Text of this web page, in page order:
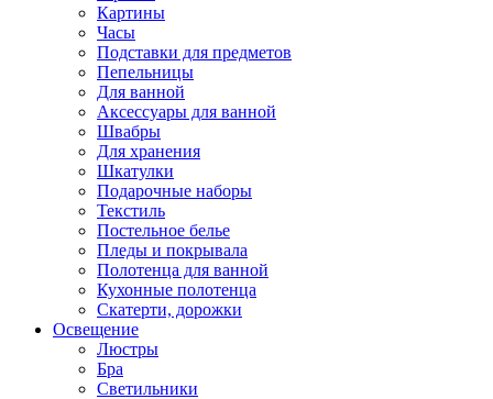
Картины
Часы
Подставки для предметов
Пепельницы
Для ванной
Аксессуары для ванной
Швабры
Для хранения
Шкатулки
Подарочные наборы
Текстиль
Постельное белье
Пледы и покрывала
Полотенца для ванной
Кухонные полотенца
Скатерти, дорожки
Освещение
Люстры
Бра
Светильники